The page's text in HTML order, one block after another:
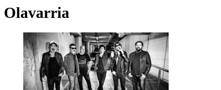
Olavarria